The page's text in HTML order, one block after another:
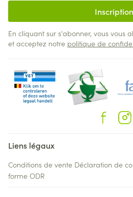
Inscription
En cliquant sur s'abonner, vous vous
et acceptez notre politique de
Liens légaux
Conditions de vente Déclaration de
forme ODR